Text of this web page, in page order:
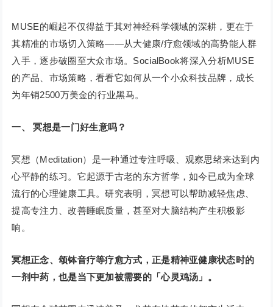
MUSE的崛起不仅得益于其对神经科学领域的深耕，更在于
其精准的市场切入策略——从大健康/疗愈领域的高势能人群
入手，逐步破圈至大众市场。SocialBook将深入分析MUSE
的产品、市场策略，看看它如何从一个小众科技品牌，成长
为年销2500万美金的行业黑马。
一、 冥想是一门好生意吗？
冥想（Meditation）是一种通过专注呼吸、观察思绪来达到内
心平静的练习。它起源于古老的东方哲学，如今已成为全球
流行的心理健康工具。研究表明，冥想可以帮助减轻焦虑、
提高专注力、改善睡眠质量，甚至对大脑结构产生积极影
响。
冥想正念、颂钵音疗等疗愈方式，正是精神亚健康状态时的
一剂中药，也是当下更加被需要的「心灵鸡汤」。